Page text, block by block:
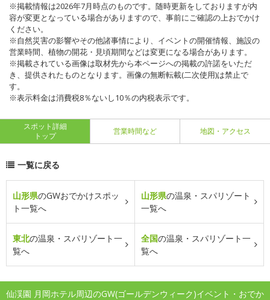
※掲載情報は2026年7月時点のものです。随時更新をしておりますが内
容が変更となっている場合がありますので、事前にご確認の上おでかけ
ください。
※自然災害の影響やその他諸事情により、イベントの開催情報、施設の
営業時間、植物の開花・見頃期間などは変更になる場合があります。
※掲載されている画像は取材先から本ページへの掲載の許諾をいただ
き、提供されたものとなります。画像の無断転載(二次使用)は禁止で
す。
※表示料金は消費税8％ないし10％の内税表示です。
スポット詳細
トップ
営業時間など 地図・アクセス
一覧に戻る
山形県のGWおでかけスポッ
ト一覧へ
山形県の温泉・スパリゾート
一覧へ
東北の温泉・スパリゾート一
覧へ
全国の温泉・スパリゾート一
覧へ
仙渓園 月岡ホテル周辺のGW(ゴールデンウィーク)イベント・おでか